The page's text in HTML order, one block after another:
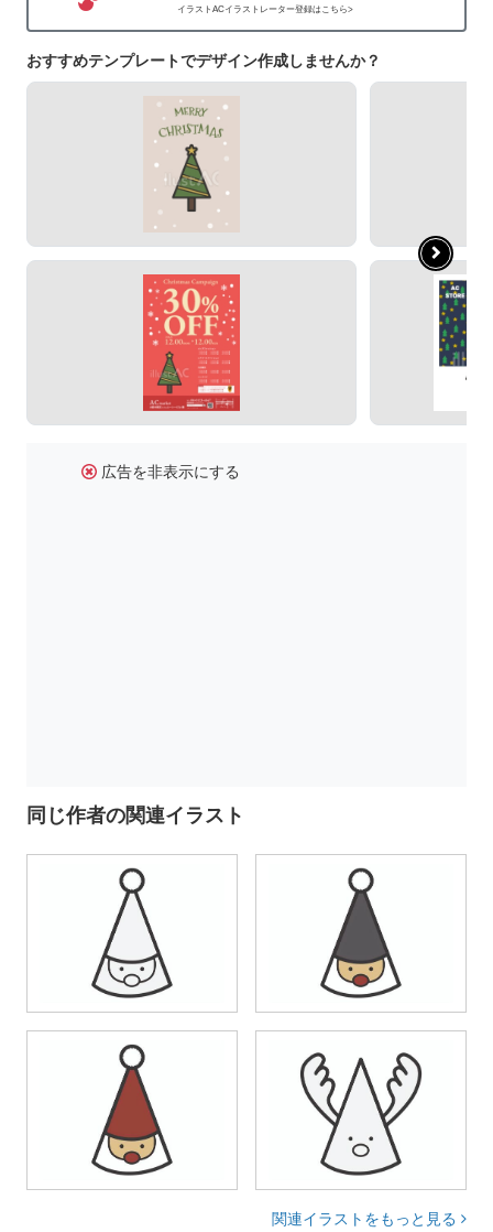
イラストACイラストレーター登録はこちら>
おすすめテンプレートでデザイン作成しませんか？
広告を非表示にする
同じ作者の関連イラスト
関連イラストをもっと見る